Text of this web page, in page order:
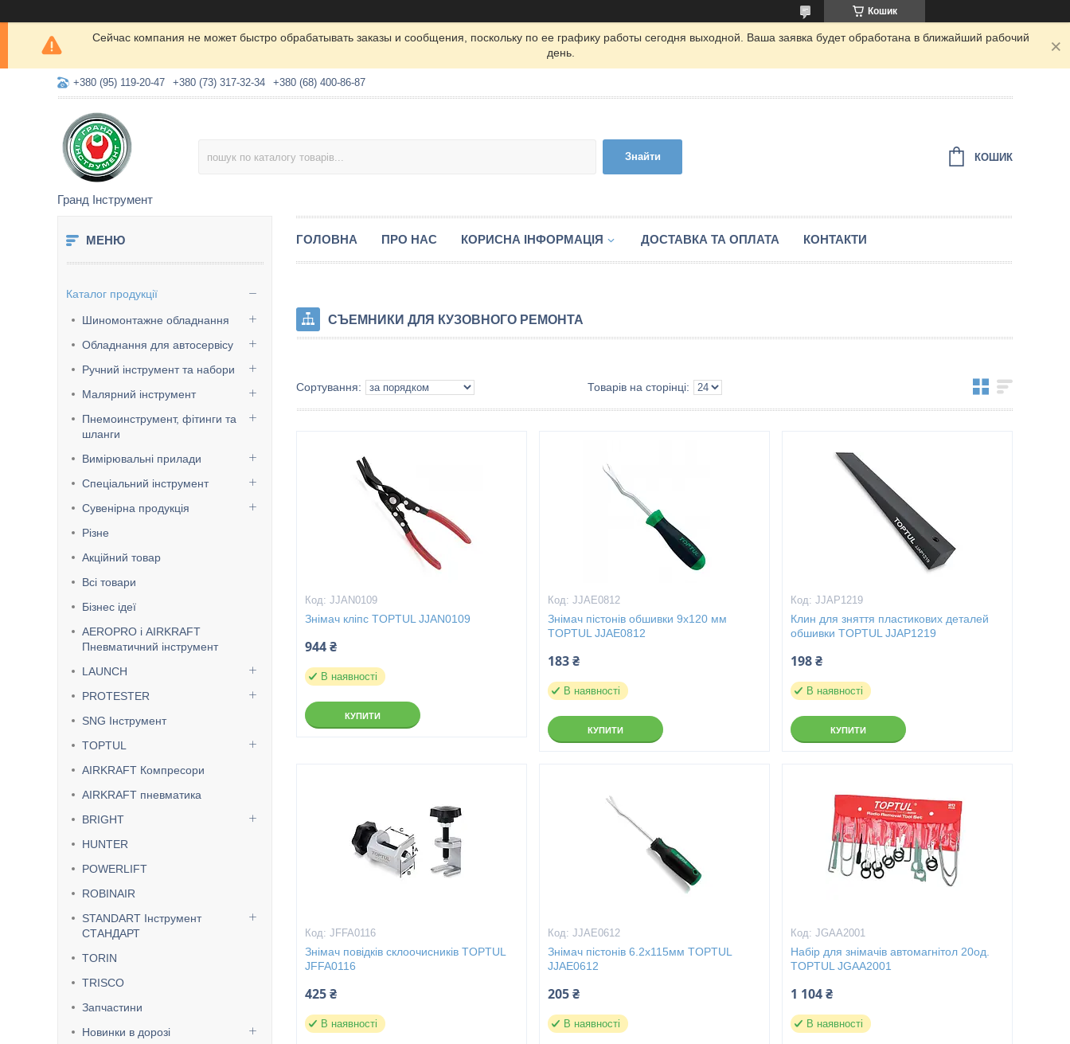
Кошик
Сейчас компания не может быстро обрабатывать заказы и сообщения, поскольку по ее графику работы сегодня выходной. Ваша заявка будет обработана в ближайший рабочий
день.
+380 (95) 119-20-47 +380 (73) 317-32-34 +380 (68) 400-86-87
Гранд Інструмент
Знайти КОШИК
Каталог продукції
Шиномонтажне обладнання
Обладнання для автосервісу
Ручний інструмент та набори
Малярний інструмент
Пнемоинструмент, фітинги та
шланги
Вимірювальні прилади
Спеціальний інструмент
Сувенірна продукція
Різне
Акційний товар
Всі товари
Бізнес ідеї
AEROPRO і AIRKRAFT
Пневматичний інструмент
LAUNCH
PROTESTER
SNG Інструмент
TOPTUL
AIRKRAFT Компресори
AIRKRAFT пневматика
BRIGHT
HUNTER
POWERLIFT
ROBINAIR
STANDART Інструмент
СТАНДАРТ
TORIN
TRISCO
Запчастини
Новинки в дорозі
ГОЛОВНА ПРО НАС КОРИСНА ІНФОРМАЦІЯ ДОСТАВКА ТА ОПЛАТА КОНТАКТИ
СЪЕМНИКИ ДЛЯ КУЗОВНОГО РЕМОНТА
JJAN0109
Знімач кліпс TOPTUL JJAN0109
944 ₴
В наявності
КУПИТИ
JJAE0812
Знімач пістонів обшивки 9х120 мм
TOPTUL JJAE0812
183 ₴
В наявності
КУПИТИ
JJAP1219
Клин для зняття пластикових деталей
обшивки TOPTUL JJAP1219
198 ₴
В наявності
КУПИТИ
JFFA0116
Знімач повідків склоочисників TOPTUL
JFFA0116
425 ₴
В наявності
JJAE0612
Знімач пістонів 6.2х115мм TOPTUL
JJAE0612
205 ₴
В наявності
JGAA2001
Набір для знімачів автомагнітол 20од.
TOPTUL JGAA2001
1 104 ₴
В наявності